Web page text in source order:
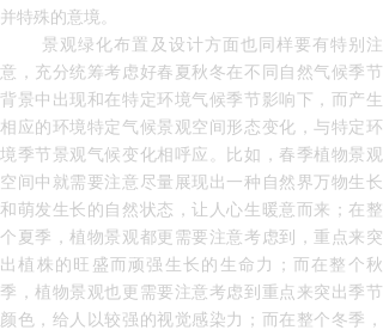
并特殊的意境。
景观绿化布置及设计方面也同样要有特别注
意，充分统筹考虑好春夏秋冬在不同自然气候季节
背景中出现和在特定环境气候季节影响下，而产生
相应的环境特定气候景观空间形态变化，与特定环
境季节景观气候变化相呼应。比如，春季植物景观
空间中就需要注意尽量展现出一种自然界万物生长
和萌发生长的自然状态，让人心生暖意而来；在整
个夏季，植物景观都更需要注意考虑到，重点来突
出植株的旺盛而顽强生长的生命力；而在整个秋
季，植物景观也更需要注意考虑到重点来突出季节
颜色，给人以较强的视觉感染力；而在整个冬季，